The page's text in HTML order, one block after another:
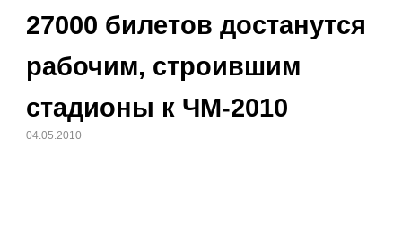
27000 билетов достанутся
рабочим, строившим
стадионы к ЧМ-2010
04.05.2010